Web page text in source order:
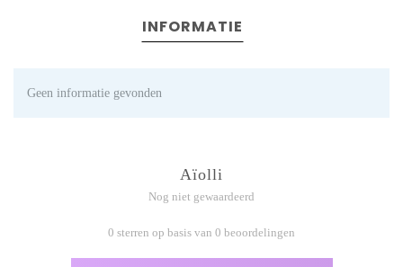
INFORMATIE
Geen informatie gevonden
Aïolli
Nog niet gewaardeerd
0 sterren op basis van 0 beoordelingen